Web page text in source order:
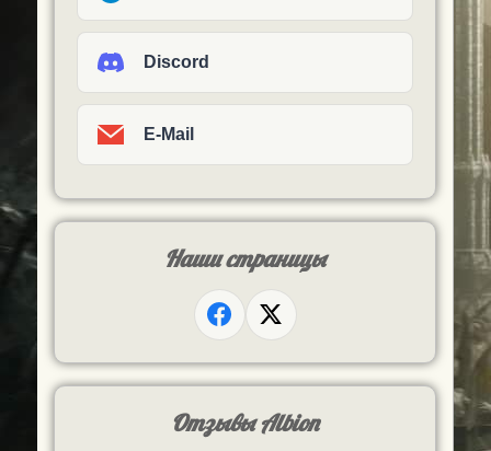
Discord
E-Mail
Наши страницы
Отзывы Albion